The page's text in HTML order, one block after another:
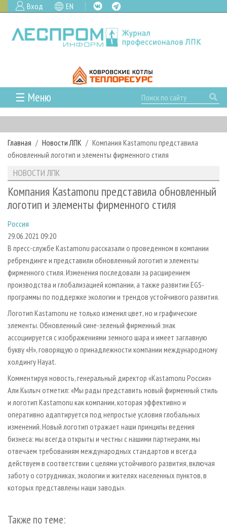
Вход EN
☰ Меню
ГЛАВНАЯ
РУБРИКИ И ТЕМЫ
РУБРИКИ ЖУРНАЛА
ЛЕСОЗАГОТОВКА
ЛЕСОПИЛЕНИЕ
СУШКА ДРЕВЕСИНЫ
ПРОИЗВОДСТВО ДРЕВЕСНЫХ ПЛИТ
ДЕРЕВЯННОЕ ДОМОСТРОЕНИЕ
ПРОИЗВОДСТВО МЕБЕЛИ
БИОЭНЕРГЕТИКА
ЦБП
ИНСТРУМЕНТ И МАТЕРИАЛЫ
НОВОСТИ
НОВОСТИ ЛПК
НОВОСТИ ЖУРНАЛА
ПРОЕКТЫ ЛПИ
АНАЛИТИКА
ПРЕДПРИЯТИЯ ЛПК
ПЕРСОНЫ
МОБИЛЬНЫЕ ВЫСТАВКИ
ОФИЦИАЛЬНЫЕ ДЕЛЕГАЦИИ
ПРИОРИТЕТНЫЕ ИНВЕСТПРОЕКТЫ
RUSSIAN FORESTRY REVIEW
ГАЗЕТА ЛЕСПРОМФОРУМ
БИБЛИОТЕКА СПЕЦИАЛИСТА
АРХИВ ЖУРНАЛОВ
О ЖУРНАЛЕ
КОНТАКТЫ
РЕКЛАМОДАТЕЛЯМ
РЕКЛАМА
РЕКЛАМА НА САЙТЕ
Главная Новости ЛПК
Компания Kastamonu представила
обновленный логотип и элементы фирменного стиля
НОВОСТИ ЛПК
Компания Kastamonu представила обновленный
логотип и элементы фирменного стиля
Россия
29.06.2021 09:20
В пресс-службе Kastamonu рассказали о проведенном в компании
ребрендинге и представили обновленный логотип и элементы
фирменного стиля. Изменения последовали за расширением
производства и глобализацией компании, а также развитии EGS-
программы по поддержке экологии и трендов устойчивого развития.
Логотип Kastamonu не только изменил цвет, но и графические
элементы. Обновленный сине-зеленый фирменный знак
ассоциируется с изображениями земного шара и имеет заглавную
букву «H», говорящую о принадлежности компании международному
холдингу Hayat.
Комментируя новость, генеральный директор «Kastamonu Россия»
Али Кылыч отметил: «Мы рады представить новый фирменный стиль
и логотип Kastamonu как компании, которая эффективно и
оперативно адаптируется под непростые условия глобальных
изменений. Новый логотип отражает наши принципы ведения
бизнеса: мы всегда открыты и честны с нашими партнерами, мы
отвечаем требованиям международных стандартов и всегда
действуем в соответствии с целями устойчивого развития, включая
заботу о сотрудниках, экологии и жителях населенных пунктов, в
которых представлены наши заводы».
Также по теме: